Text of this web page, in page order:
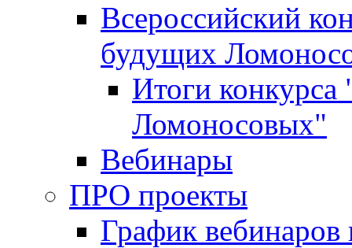
Всероссийский
будущих
Итоги
Ломоносовых"
Вебинары
ПРО проекты
График